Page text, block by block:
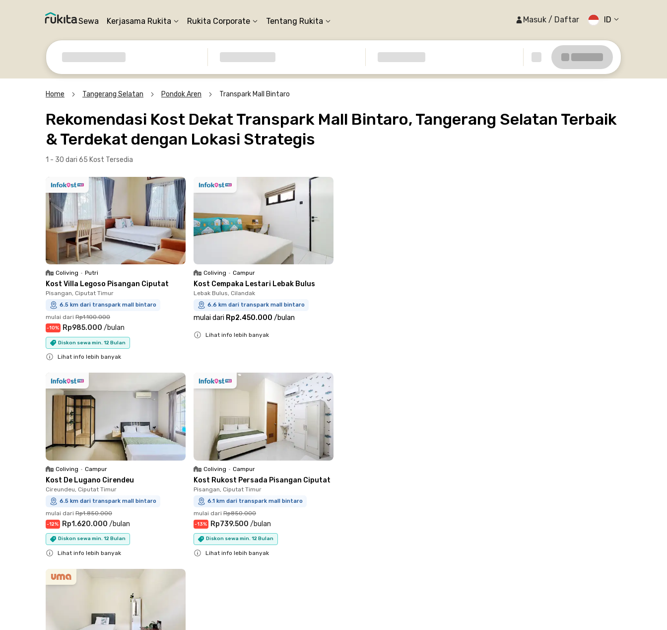
Sewa Kerjasama Rukita Rukita Corporate Tentang Rukita Masuk / Daftar ID
Home Tangerang Selatan Pondok Aren Transpark Mall Bintaro
Rekomendasi Kost Dekat Transpark Mall Bintaro, Tangerang Selatan Terbaik
& Terdekat dengan Lokasi Strategis
1 - 30 dari 65 Kost Tersedia
Coliving • Putri
Kost Villa Legoso Pisangan Ciputat
Pisangan, Ciputat Timur
6.5 km dari transpark mall bintaro
mulai dari Rp1.100.000
-10% Rp985.000 /bulan
Diskon sewa min. 12 Bulan
Lihat info lebih banyak
Coliving • Campur
Kost Cempaka Lestari Lebak Bulus
Lebak Bulus, Cilandak
6.6 km dari transpark mall bintaro
mulai dari Rp2.450.000 /bulan
Lihat info lebih banyak
Coliving • Campur
Kost De Lugano Cirendeu
Cireundeu, Ciputat Timur
6.5 km dari transpark mall bintaro
mulai dari Rp1.850.000
-12% Rp1.620.000 /bulan
Diskon sewa min. 12 Bulan
Lihat info lebih banyak
Coliving • Campur
Kost Rukost Persada Pisangan Ciputat
Pisangan, Ciputat Timur
6.1 km dari transpark mall bintaro
mulai dari Rp850.000
-13% Rp739.500 /bulan
Diskon sewa min. 12 Bulan
Lihat info lebih banyak